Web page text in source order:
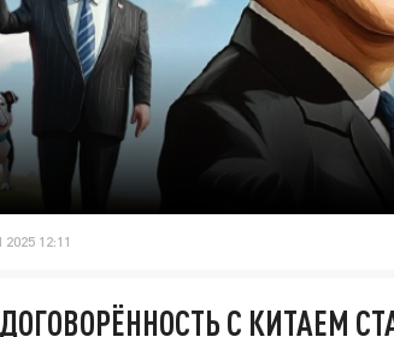
12:11
С КИТАЕМ